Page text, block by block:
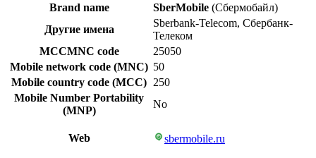
Brand name
SberMobile (Сбермобайл)
Другие имена
Sberbank-Telecom, Сбербанк-
Телеком
MCCMNC code
25050
Mobile network code (MNC) 50
Mobile country code (MCC) 250
Mobile Number Portability
(MNP)
No
Web sbermobile.ru